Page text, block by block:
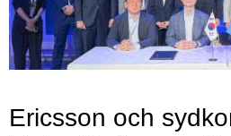
Ericsson och